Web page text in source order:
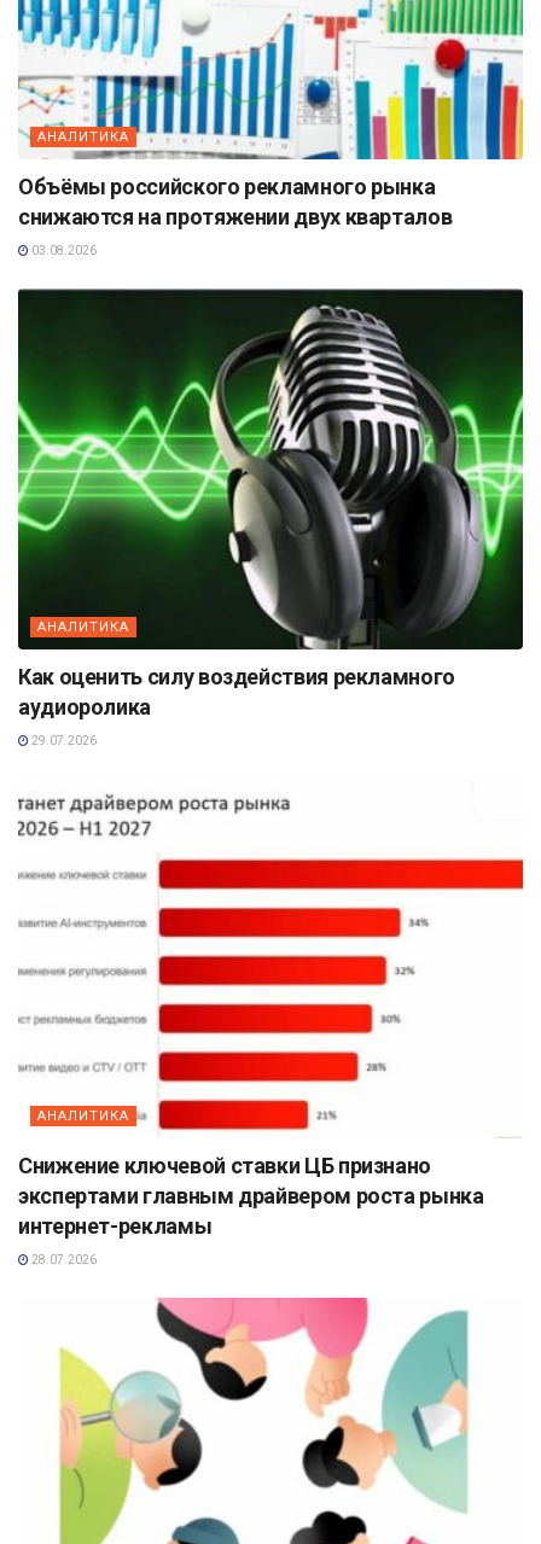
АНАЛИТИКА
Объёмы российского рекламного рынка
снижаются на протяжении двух кварталов
03.08.2026
АНАЛИТИКА
Как оценить силу воздействия рекламного
аудиоролика
29.07.2026
АНАЛИТИКА
Снижение ключевой ставки ЦБ признано
экспертами главным драйвером роста рынка
интернет-рекламы
28.07.2026